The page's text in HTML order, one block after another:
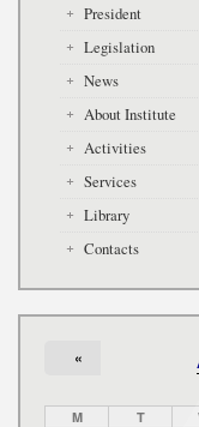
President
Legislation
News
About Institute
Activities
Services
Library
Contacts
«
M T